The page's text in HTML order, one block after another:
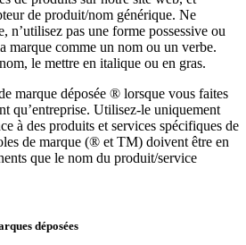
de produit/nom générique. Ne
n’utilisez pas une forme possessive ou
marque comme un nom ou un verbe.
le mettre en italique ou en gras.
marque déposée ® lorsque vous faites
qu’entreprise. Utilisez-le uniquement
à des produits et services spécifiques de
de marque (® et TM) doivent être en
que le nom du produit/service
déposées